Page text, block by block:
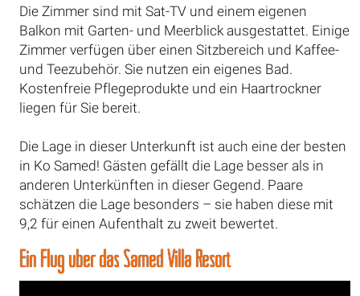
Die Zimmer sind mit Sat-TV und einem eigenen
Balkon mit Garten- und Meerblick ausgestattet. Einige
Zimmer verfügen über einen Sitzbereich und Kaffee-
und Teezubehör. Sie nutzen ein eigenes Bad.
Kostenfreie Pflegeprodukte und ein Haartrockner
liegen für Sie bereit.
Die Lage in dieser Unterkunft ist auch eine der besten
in Ko Samed! Gästen gefällt die Lage besser als in
anderen Unterkünften in dieser Gegend. Paare
schätzen die Lage besonders – sie haben diese mit
9,2 für einen Aufenthalt zu zweit bewertet.
Ein Flug über das Samed Villa Resort